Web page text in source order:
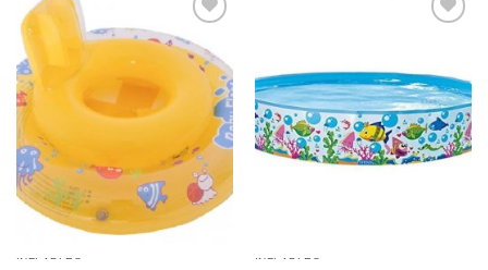
Añadir a
favoritos
INFLABLES
Añadir a
favoritos
INFLABLES